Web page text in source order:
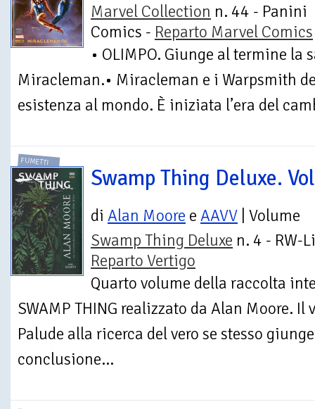
Marvel Collection n. 44 - Panini
Comics - Reparto Marvel Comics
• OLIMPO. Giunge al termine la
Miracleman.• Miracleman e i Warpsmith
esistenza al mondo. È iniziata l’era del
FUMETTI
Swamp Thing Deluxe.
di Alan Moore e AAVV | Volume
Swamp Thing Deluxe n. 4 - RW-
Reparto Vertigo
Quarto volume della raccolta
SWAMP THING realizzato da Alan Moore.
Palude alla ricerca del vero se stesso
conclusione...